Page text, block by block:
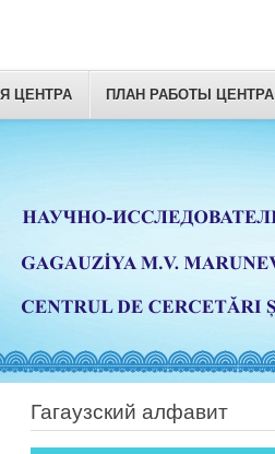
ЦЕНТРА ПЛАН РАБОТЫ ЦЕНТРА
Гагаузский алфавит